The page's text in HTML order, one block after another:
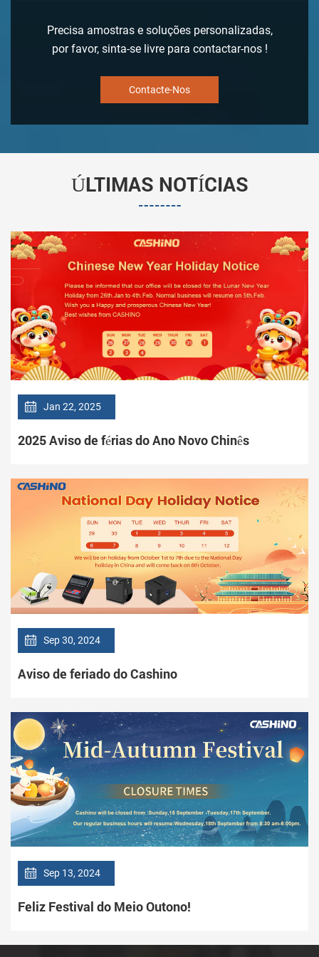
atender diferentes clientes ODM requisitos. Com uma equipe
experiente e profissional do R&D equipe, Cashino a cada ano
desenvolve inovador, valiosos produtos e serviços para
Precisa amostras e soluções personalizadas,
por favor, sinta-se livre para contactar-nos !
Contacte-Nos
ÚLTIMAS NOTÍCIAS
Jan 22, 2025
2025 Aviso de férias do Ano Novo Chinês
Sep 30, 2024
Aviso de feriado do Cashino
Sep 13, 2024
Feliz Festival do Meio Outono!